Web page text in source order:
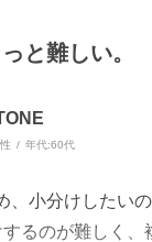
と難しい。
年代:60代
、小分けしたい
るのが難しく、